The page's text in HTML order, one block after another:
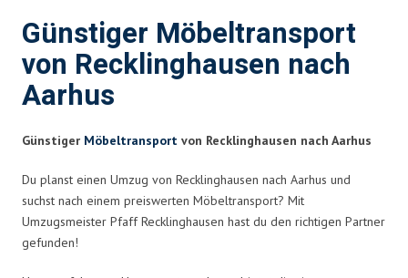
Günstiger Möbeltransport
von Recklinghausen nach
Aarhus
Günstiger Möbeltransport von Recklinghausen nach Aarhus
Du planst einen Umzug von Recklinghausen nach Aarhus und
suchst nach einem preiswerten Möbeltransport? Mit
Umzugsmeister Pfaff Recklinghausen hast du den richtigen Partner
gefunden!